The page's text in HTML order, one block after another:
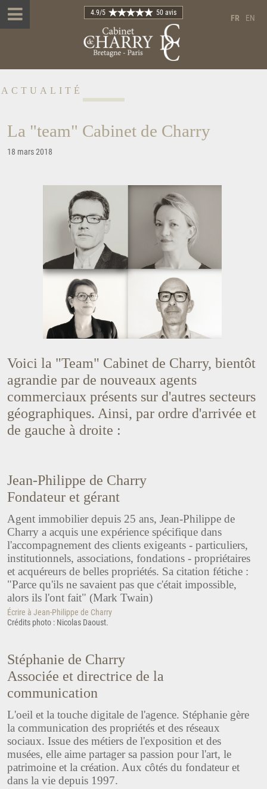
FR EN
4.9/5 50 avis
ACTUALITÉ
La "team" Cabinet de Charry
18 mars 2018
Voici la "Team" Cabinet de Charry, bientôt
agrandie par de nouveaux agents
commerciaux présents sur d'autres secteurs
géographiques. Ainsi, par ordre d'arrivée et
de gauche à droite :
Jean-Philippe de Charry
Fondateur et gérant
Agent immobilier depuis 25 ans, Jean-Philippe de
Charry a acquis une expérience spécifique dans
l'accompagnement des clients exigeants - particuliers,
institutionnels, associations, fondations - propriétaires
et acquéreurs de belles propriétés. Sa citation fétiche :
"Parce qu'ils ne savaient pas que c'était impossible,
alors ils l'ont fait" (Mark Twain)
Écrire à Jean-Philippe de Charry
Crédits photo : Nicolas Daoust.
Stéphanie de Charry
Associée et directrice de la
communication
L'oeil et la touche digitale de l'agence. Stéphanie gère
la communication des propriétés et des réseaux
sociaux. Issue des métiers de l'exposition et des
musées, elle aime partager sa passion pour l'art, le
patrimoine et la création. Aux côtés du fondateur et
dans la vie depuis 1997.